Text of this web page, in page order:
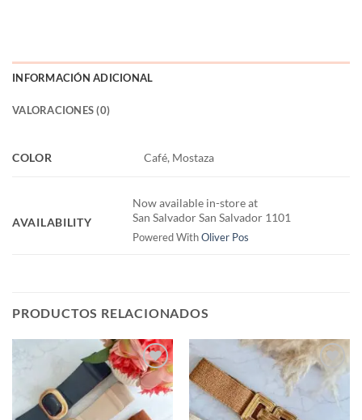
INFORMACIÓN ADICIONAL
VALORACIONES (0)
COLOR Café, Mostaza
AVAILABILITY
Now available in-store at
San Salvador San Salvador 1101
Powered WithOliver Pos
PRODUCTOS RELACIONADOS
Añadir
a la
deseos
Añadir
lista de